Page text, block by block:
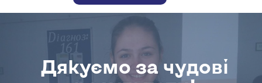
Дякуємо за чудові